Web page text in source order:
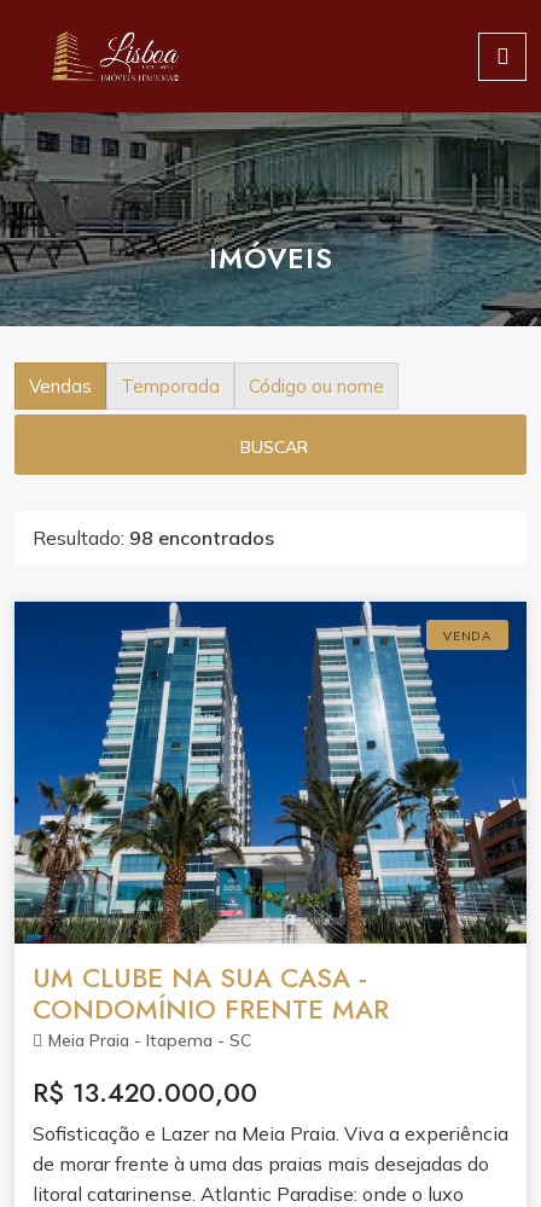
IMÓVEIS
Vendas Temporada Código ou nome
BUSCAR
Resultado: 98 encontrados
VENDA
UM CLUBE NA SUA CASA -
CONDOMÍNIO FRENTE MAR
Meia Praia - Itapema - SC
R$ 13.420.000,00
Sofisticação e Lazer na Meia Praia. Viva a experiência
de morar frente à uma das praias mais desejadas do
litoral catarinense. Atlantic Paradise: onde o luxo